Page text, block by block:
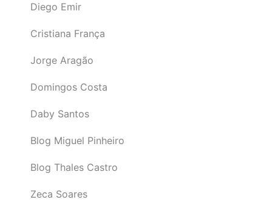
Diego Emir
Cristiana França
Jorge Aragão
Domingos Costa
Daby Santos
Blog Miguel Pinheiro
Blog Thales Castro
Zeca Soares